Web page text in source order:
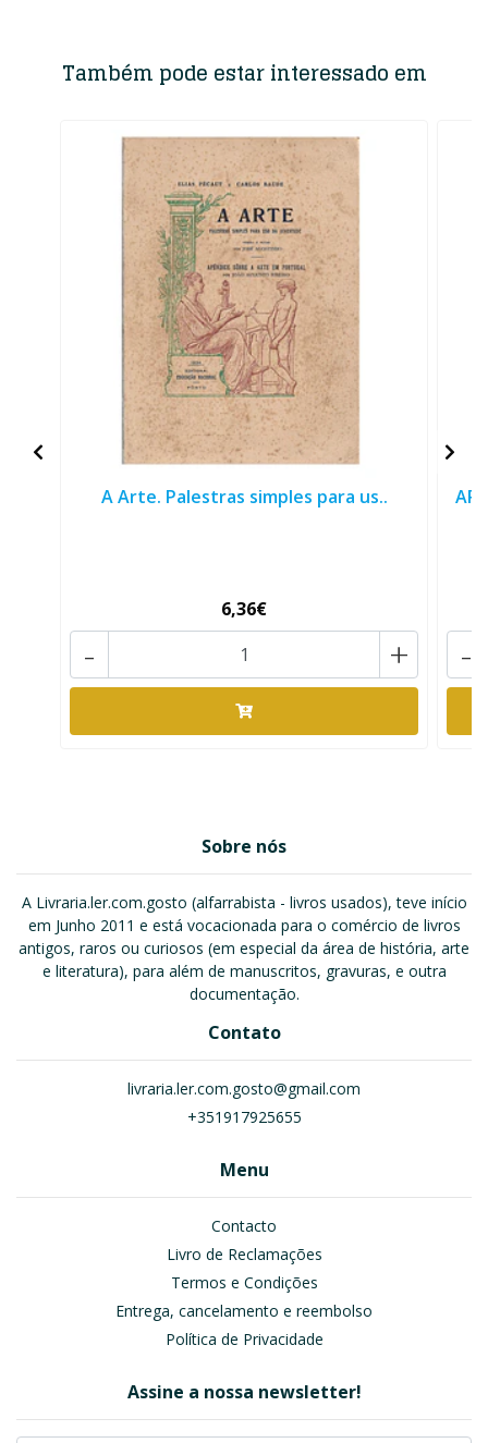
Também pode estar interessado em
A Arte. Palestras simples para us..
6,36€
+
- -
Sobre nós
A Livraria.ler.com.gosto (alfarrabista - livros usados), teve início
em Junho 2011 e está vocacionada para o comércio de livros
antigos, raros ou curiosos (em especial da área de história, arte
e literatura), para além de manuscritos, gravuras, e outra
documentação.
Contato
livraria.ler.com.gosto@gmail.com
+351917925655
Menu
Contacto
Livro de Reclamações
Termos e Condições
Entrega, cancelamento e reembolso
Política de Privacidade
Assine a nossa newsletter!